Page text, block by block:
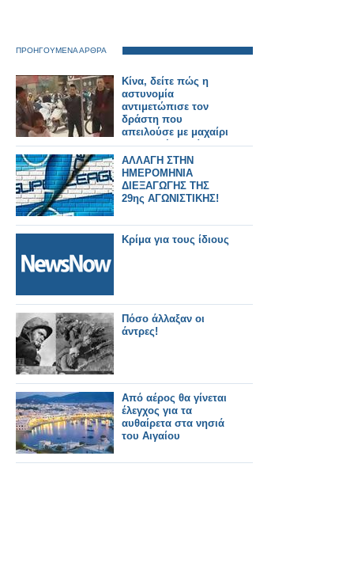
ΠΡΟΗΓΟΥΜΕΝΑ ΑΡΘΡΑ
Κίνα, δείτε πώς η
αστυνομία
αντιμετώπισε τον
δράστη που
απειλούσε με μαχαίρι
μια νεαρή γυναίκα
έξω από ένα σούπερ
μάρκετ!
ΑΛΛΑΓΗ ΣΤΗΝ
ΗΜΕΡΟΜΗΝΙΑ
ΔΙΕΞΑΓΩΓΗΣ ΤΗΣ
29ης ΑΓΩΝΙΣΤΙΚΗΣ!
Κρίμα για τους ίδιους
Πόσο άλλαξαν οι
άντρες!
Από αέρος θα γίνεται
έλεγχος για τα
αυθαίρετα στα νησιά
του Αιγαίου